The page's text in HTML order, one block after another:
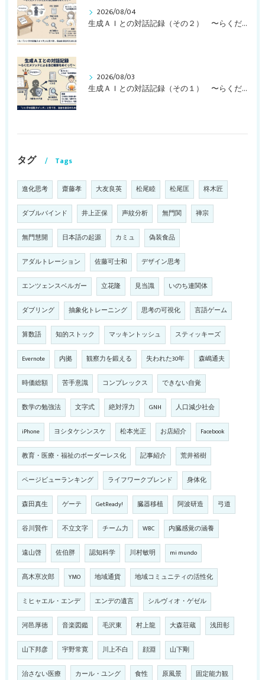
2026/08/04
生成ＡＩとの対話記録（その２） 〜らくだメソッドによる自己観察をめぐって〜
2026/08/03
生成ＡＩとの対話記録（その１） 〜らくだメソッドによる自己観察をめぐって〜
タグ Tags
進化思考 齋藤孝 大友良英 松尾睦 松尾匡 柊木匠
ダブルバインド 井上正保 声紋分析 無門関 禅宗
無門慧開 日本語の起源 カミュ 偽装食品
アダルトレーション 佐藤可士和 デザイン思考
エンツェンスベルガー 立花隆 見当識 いのち連関体
ダブリング 抽象化トレーニング 思考の可視化 言語ゲーム
算数語 知的ストック マッキントッシュ スティッキーズ
Evernote 内拠 観察力を鍛える 失われた30年 森嶋通夫
時価総額 苦手意識 コンプレックス できない自覚
数学の勉強法 文字式 絶対浮力 GNH 人口減少社会
iPhone ヨシタケシンスケ 松本光正 お店紹介 Facebook
教育・医療・福祉のボーダーレス化 記事紹介 荒井裕樹
ページビューランキング ライフワークブレンド 身体化
森田真生 ゲーテ GetReady! 臓器移植 阿波研造 弓道
谷川賢作 不立文字 チーム力 WBC 内臓感覚の涵養
遠山啓 佐伯胖 認知科学 川村敏明 mi mundo
髙木亰次郎 YMO 地域通貨 地域コミュニティの活性化
ミヒャエル・エンデ エンデの遺言 シルヴィオ・ゲゼル
河邑厚徳 音楽図鑑 毛沢東 村上龍 大森荘蔵 浅田彰
山下邦彦 宇野常寛 川上不白 顔淵 山下剛
治さない医療 カール・ユング 食性 原風景 固定能力観